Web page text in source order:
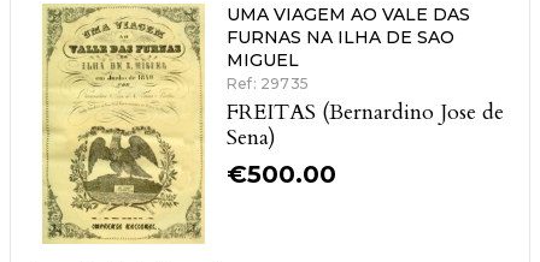
UMA VIAGEM AO VALE DAS
FURNAS NA ILHA DE SAO
MIGUEL
Ref: 29735
FREITAS (Bernardino Jose de
Sena)
€500.00